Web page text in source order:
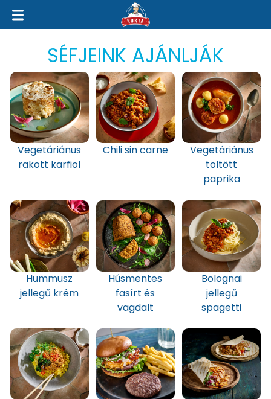
SÉFJEINK AJÁNLJÁK
Vegetáriánus
rakott karfiol
Chili sin carne
Vegetáriánus
töltött
paprika
Hummusz
jellegű krém
Húsmentes
fasírt és
vagdalt
Bolognai
jellegű
spagetti